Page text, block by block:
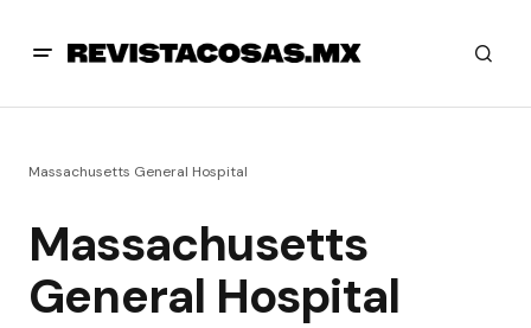
Massachusetts General Hospital
Massachusetts
General Hospital